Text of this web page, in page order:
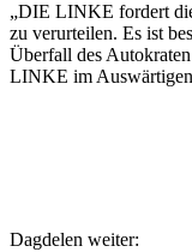
„DIE LINKE fordert
zu verurteilen. Es ist
Überfall des
LINKE im Auswärtigen
Dagdelen weiter: